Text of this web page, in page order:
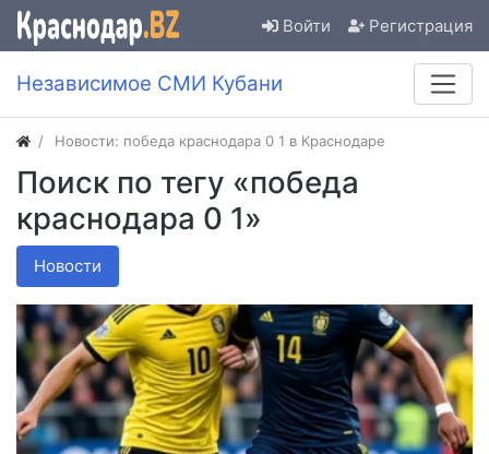
Войти Регистрация
Независимое СМИ Кубани
Новости: победа краснодара 0 1 в Краснодаре
Поиск по тегу «победа
краснодара 0 1»
Новости